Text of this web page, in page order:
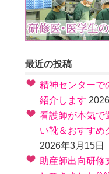
最近の投稿
精神センターで
紹介します
看護師が本気で
い靴＆おすす
2026年3月15日
助産師出向研修